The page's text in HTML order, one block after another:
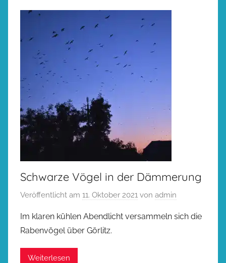
Schwarze Vögel in der Dämmerung
Veröffentlicht am 11. Oktober 2021 von admin
Im klaren kühlen Abendlicht versammeln sich die
Rabenvögel über Görlitz.
Weiterlesen